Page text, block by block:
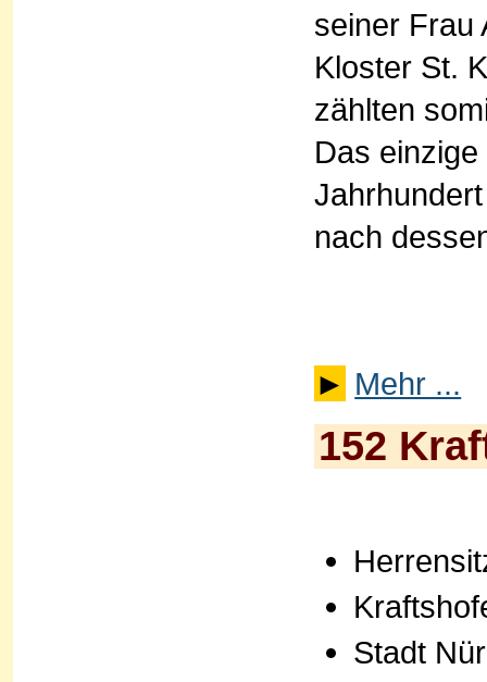
seiner Frau
Kloster St.
zählten
Das
nach
► Mehr ...
152
Stadt